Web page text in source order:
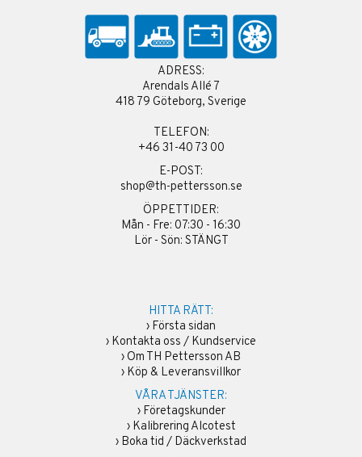
ADRESS:
Arendals Allé 7
418 79 Göteborg, Sverige
TELEFON:
+46 31-40 73 00
E-POST:
shop@th-pettersson.se
ÖPPETTIDER:
Mån - Fre: 07:30 - 16:30
Lör - Sön: STÄNGT
HITTA RÄTT:
› Första sidan
› Kontakta oss / Kundservice
› Om TH Pettersson AB
› Köp & Leveransvillkor
VÅRA TJÄNSTER:
› Företagskunder
› Kalibrering Alcotest
› Boka tid / Däckverkstad